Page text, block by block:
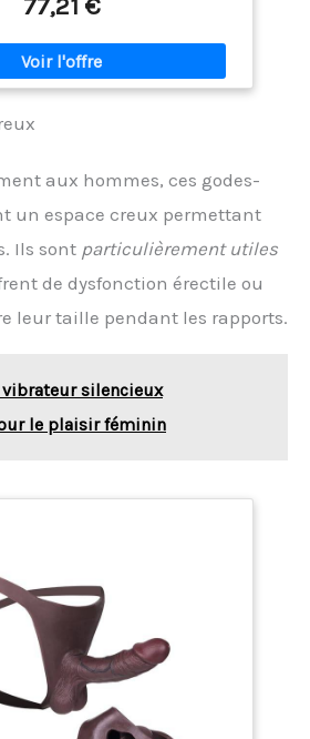
aux hommes, ces godes-
un espace creux permettant
Ils sont particulièrement utiles
de dysfonction érectile ou
leur taille pendant les rapports.
vibrateur silencieux
le plaisir féminin